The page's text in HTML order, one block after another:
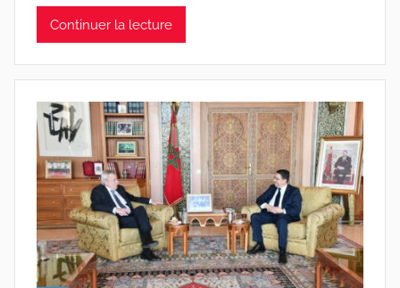
Continuer la lecture